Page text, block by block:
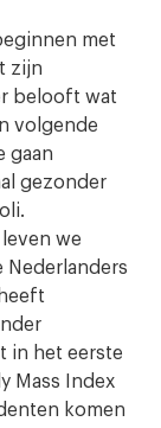
met
zijn
belooft wat
volgende
gaan
gezonder
we
in het eerste
Mass Index
komen